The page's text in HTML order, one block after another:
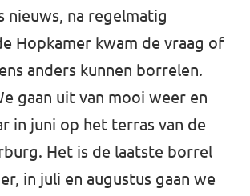
en Rijnland
nieuws, na regelmatig
Hopkamer kwam de vraag of
anders kunnen borrelen.
gaan uit van mooi weer en
in juni op het terras van de
Het is de laatste borrel
in juli en augustus gaan we